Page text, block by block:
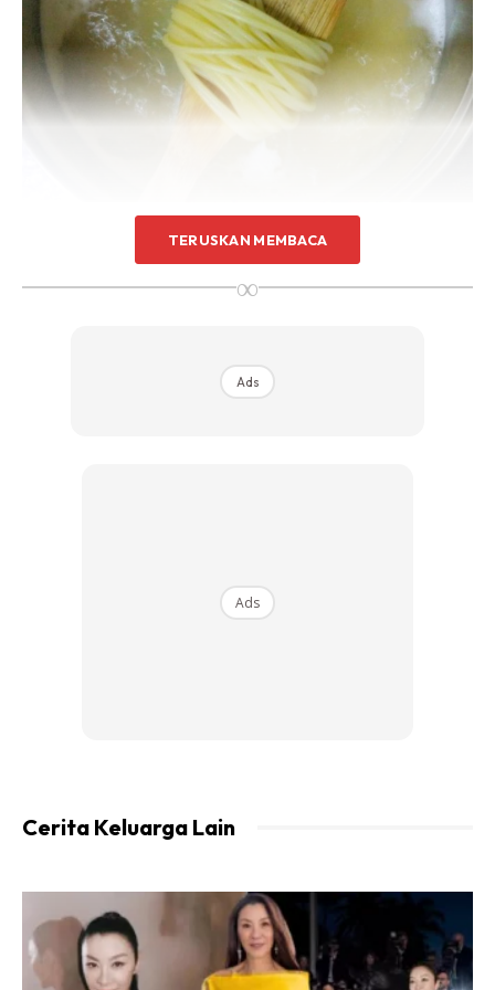
dengan betul kerana teknik yg betul akan mengekalkan
TERUSKAN MEMBACA
∞
Ads
Ads
Cerita Keluarga Lain